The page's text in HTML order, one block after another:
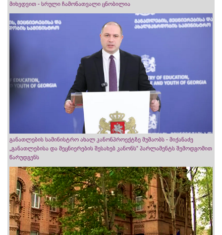
მიხედვით - სრული ჩამონათვალი ცნობილია
განათლების სამინისტრო ახალ კანონპროექტზე მუშაობს - მიქანაძე
„განათლებისა და მეცნიერების შესახებ კანონს“ პარლამენტს შემოდგომით
წარუდგენს